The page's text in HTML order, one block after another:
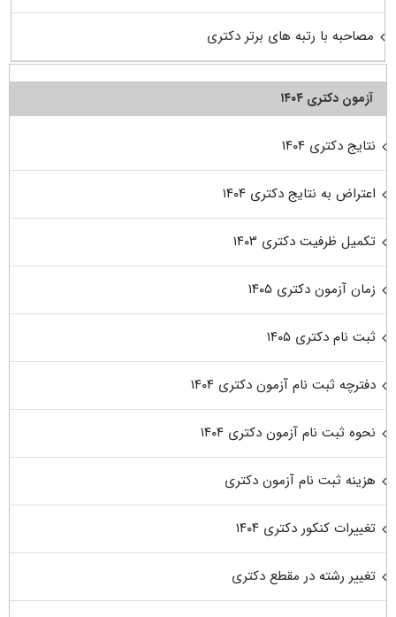
مصاحبه با رتبه های برتر دکتری
آزمون دکتری ۱۴۰۴
نتایج دکتری ۱۴۰۴
اعتراض به نتایج دکتری ۱۴۰۴
تکمیل ظرفیت دکتری ۱۴۰۳
زمان آزمون دکتری ۱۴۰۵
ثبت نام دکتری ۱۴۰۵
دفترچه ثبت نام آزمون دکتری ۱۴۰۴
نحوه ثبت نام آزمون دکتری ۱۴۰۴
هزینه ثبت نام آزمون دکتری
تغییرات کنکور دکتری ۱۴۰۴
تغییر رشته در مقطع دکتری